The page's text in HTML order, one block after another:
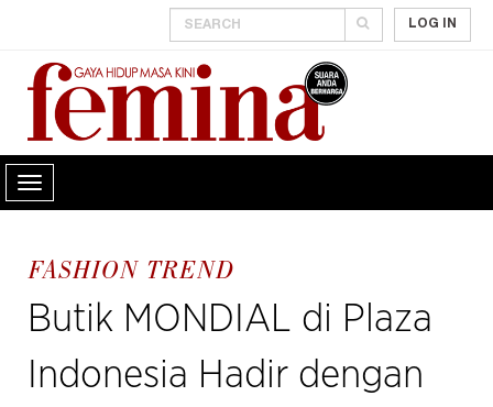
LOG IN
FASHION TREND
Butik MONDIAL di Plaza
Indonesia Hadir dengan